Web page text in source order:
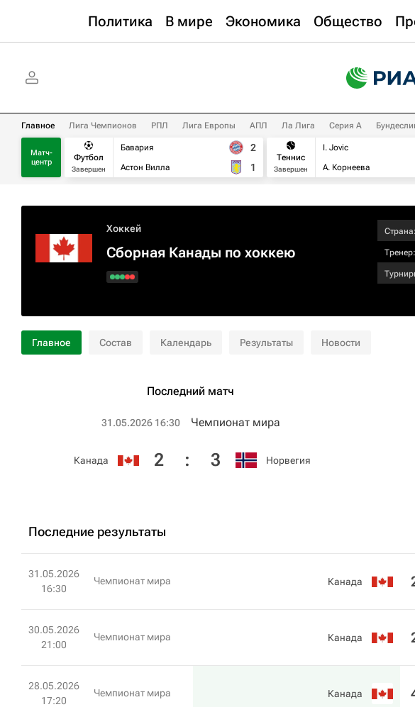
Политика В мире Экономика Общество
Главное Лига Чемпионов РПЛ Лига Европы АПЛ Ла Лига Серия А
Матч-
центр
Футбол
Завершен
Бавария
Астон Вилла
2
1
Теннис
Завершен
I. Jovic
А. Корнеева
Хоккей
Сборная Канады по хоккею
Страна:
Тренер:
Главное Состав Календарь Результаты Новости
Последний матч
31.05.2026 16:30 Чемпионат мира
Канада 2 : 3 Норвегия
Последние результаты
31.05.2026
16:30
Чемпионат мира Канада
30.05.2026
21:00
Чемпионат мира Канада
28.05.2026
17:20
Чемпионат мира Канада